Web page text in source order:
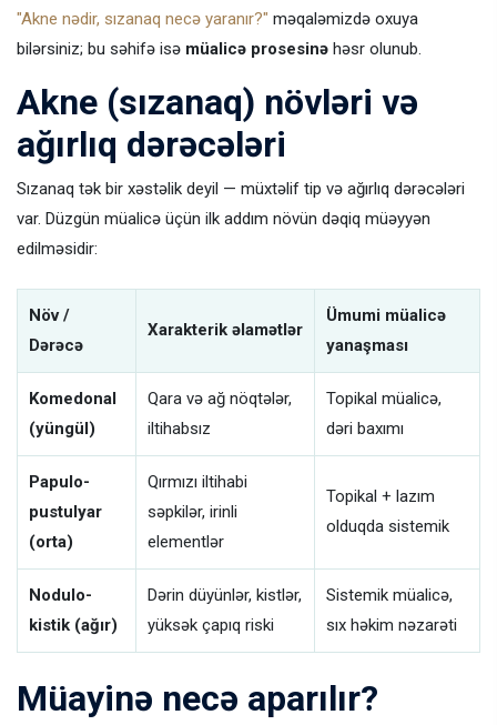
"Akne nədir, sızanaq necə yaranır?" məqaləmizdə oxuya
bilərsiniz; bu səhifə isə müalicə prosesinə həsr olunub.
Akne (sızanaq) növləri və
ağırlıq dərəcələri
Sızanaq tək bir xəstəlik deyil — müxtəlif tip və ağırlıq dərəcələri
var. Düzgün müalicə üçün ilk addım növün dəqiq müəyyən
edilməsidir:
Növ /
Dərəcə
Xarakterik əlamətlər
Ümumi müalicə
yanaşması
Komedonal
(yüngül)
Qara və ağ nöqtələr,
iltihabsız
Topikal müalicə,
dəri baxımı
Papulo-
pustulyar
(orta)
Qırmızı iltihabi
səpkilər, irinli
elementlər
Topikal + lazım
olduqda sistemik
Nodulo-
kistik (ağır)
Dərin düyünlər, kistlər,
yüksək çapıq riski
Sistemik müalicə,
sıx həkim nəzarəti
Müayinə necə aparılır?